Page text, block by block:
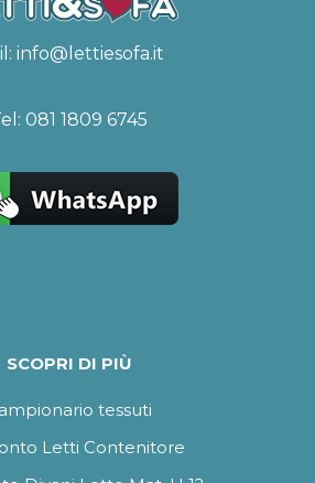
info@lettiesofa.it
081 1809 6745
SCOPRI DI PIÙ
tessuti
Letti Contenitore